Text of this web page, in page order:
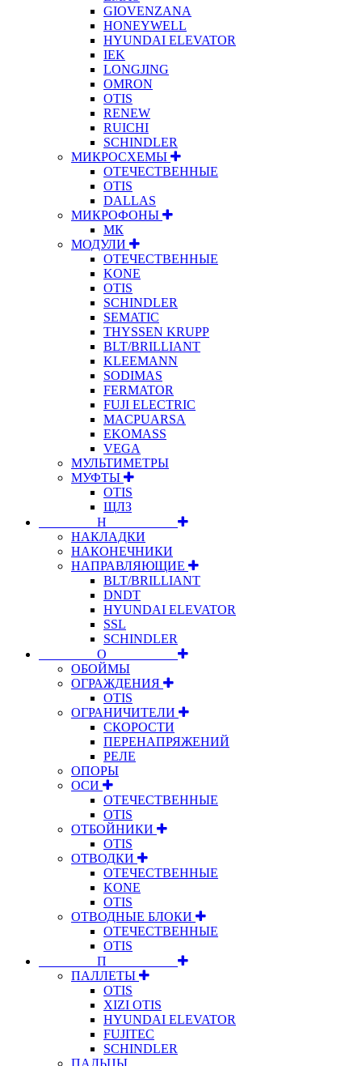
GIOVENZANA
HONEYWELL
HYUNDAI ELEVATOR
IEK
LONGJING
OMRON
OTIS
RENEW
RUICHI
SCHINDLER
МИКРОСХЕМЫ
ОТЕЧЕСТВЕННЫЕ
OTIS
DALLAS
МИКРОФОНЫ
МК
МОДУЛИ
ОТЕЧЕСТВЕННЫЕ
KONE
OTIS
SCHINDLER
SEMATIC
THYSSEN KRUPP
BLT/BRILLIANT
KLEEMANN
SODIMAS
FERMATOR
FUJI ELECTRIC
MACPUARSA
EKOMASS
VEGA
МУЛЬТИМЕТРЫ
МУФТЫ
OTIS
ЩЛЗ
⠀⠀⠀⠀⠀⠀Н⠀⠀⠀⠀⠀⠀⠀
НАКЛАДКИ
НАКОНЕЧНИКИ
НАПРАВЛЯЮЩИЕ
BLT/BRILLIANT
DNDT
HYUNDAI ELEVATOR
SSL
SCHINDLER
⠀⠀⠀⠀⠀⠀О⠀⠀⠀⠀⠀⠀⠀
ОБОЙМЫ
ОГРАЖДЕНИЯ
OTIS
ОГРАНИЧИТЕЛИ
СКОРОСТИ
ПЕРЕНАПРЯЖЕНИЙ
РЕЛЕ
ОПОРЫ
ОСИ
ОТЕЧЕСТВЕННЫЕ
OTIS
ОТБОЙНИКИ
OTIS
ОТВОДКИ
ОТЕЧЕСТВЕННЫЕ
KONE
OTIS
ОТВОДНЫЕ БЛОКИ
ОТЕЧЕСТВЕННЫЕ
OTIS
⠀⠀⠀⠀⠀⠀П⠀⠀⠀⠀⠀⠀⠀
ПАЛЛЕТЫ
OTIS
XIZI OTIS
HYUNDAI ELEVATOR
FUJITEC
SCHINDLER
ПАЛЬЦЫ